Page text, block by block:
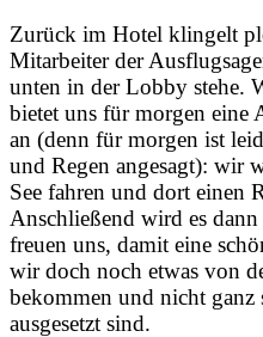
Zurück im Hotel klingelt
Mitarbeiter der
unten in der Lobby stehe.
bietet uns für morgen eine
an (denn für morgen ist
und Regen angesagt): wir
See fahren und dort einen
Anschließend wird es
freuen uns, damit eine
wir doch noch etwas von
bekommen und nicht ganz
ausgesetzt sind.